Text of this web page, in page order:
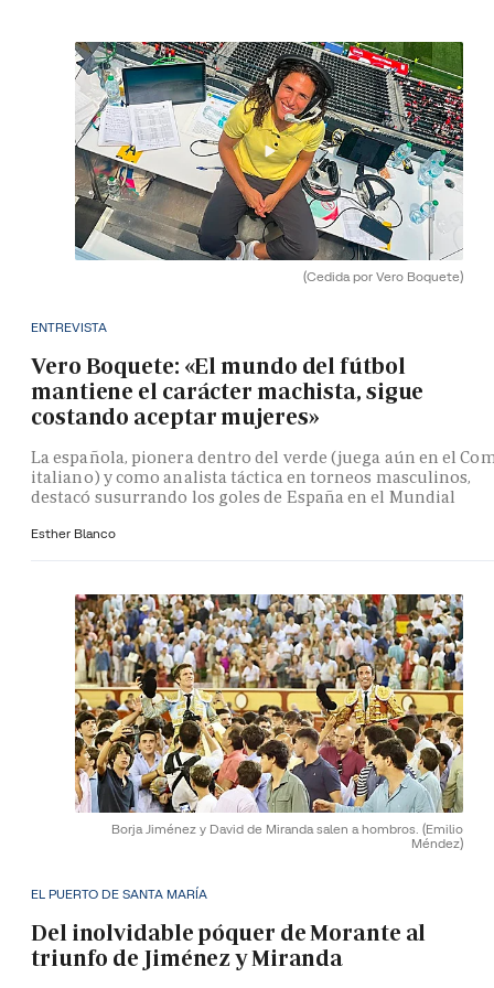
(Cedida por Vero Boquete)
ENTREVISTA
Vero Boquete: «El mundo del fútbol
mantiene el carácter machista, sigue
costando aceptar mujeres»
La española, pionera dentro del verde (juega aún en el
italiano) y como analista táctica en torneos masculinos,
destacó susurrando los goles de España en el Mundial
Esther Blanco
Borja Jiménez y David de Miranda salen a hombros. (Emilio
Méndez)
EL PUERTO DE SANTA MARÍA
Del inolvidable póquer de Morante al
triunfo de Jiménez y Miranda